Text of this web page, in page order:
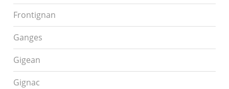
Frontignan
Ganges
Gigean
Gignac